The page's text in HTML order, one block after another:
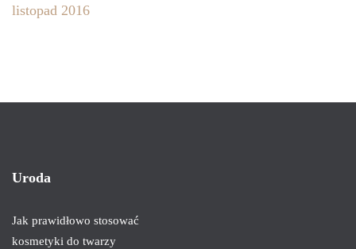
listopad 2016
Uroda
Jak prawidłowo stosować
kosmetyki do twarzy